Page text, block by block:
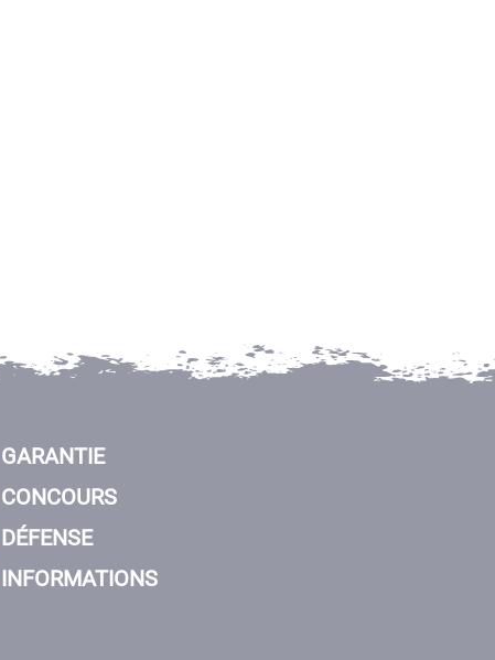
GARANTIE
CONCOURS
DÉFENSE
INFORMATIONS